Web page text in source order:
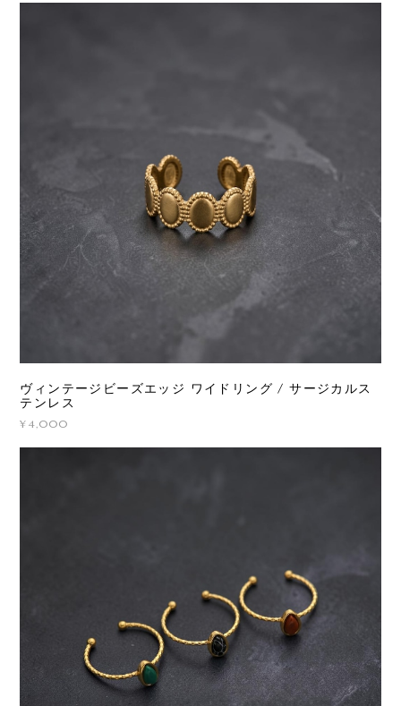
ヴィンテージビーズエッジ ワイドリング / サージカルス
テンレス
¥4,000